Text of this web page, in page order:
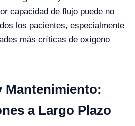
capacidad de flujo puede no
los pacientes, especialmente
más críticas de oxígeno
Mantenimiento:
a Largo Plazo